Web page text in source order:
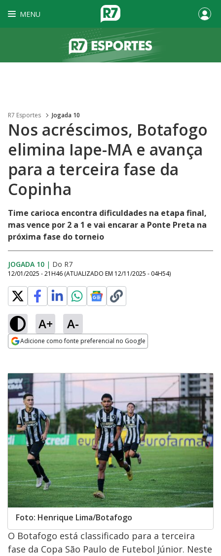
MENU
R7 Esportes Jogada 10
Nos acréscimos, Botafogo
elimina Iape-MA e avança
para a terceira fase da
Copinha
Time carioca encontra dificuldades na etapa final,
mas vence por 2 a 1 e vai encarar a Ponte Preta na
próxima fase do torneio
JOGADA 10 | Do R7
12/01/2025 - 21H46 (ATUALIZADO EM 12/11/2025 - 04H54)
A+ A-
Adicione como fonte preferencial no Google
Foto: Henrique Lima/Botafogo
O Botafogo está classificado para a terceira
fase da Copa São Paulo de Futebol Júnior. Neste